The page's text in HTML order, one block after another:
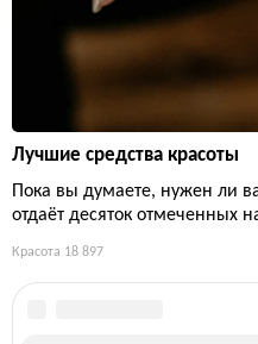
Лучшие средства красоты
Пока вы думаете, нужен ли
отдаёт десяток отмеченных
Красота 18 897